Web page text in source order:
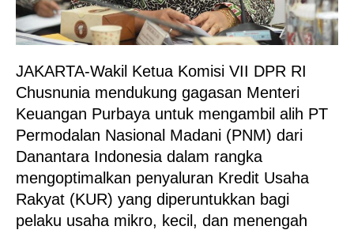
JAKARTA-Wakil Ketua Komisi VII DPR RI
Chusnunia mendukung gagasan Menteri
Keuangan Purbaya untuk mengambil alih PT
Permodalan Nasional Madani (PNM) dari
Danantara Indonesia dalam rangka
mengoptimalkan penyaluran Kredit Usaha
Rakyat (KUR) yang diperuntukkan bagi
pelaku usaha mikro, kecil, dan menengah